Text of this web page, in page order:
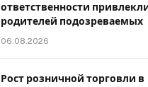
ответственности
родителей подозреваемых
06.08.2026
Рост розничной торговли в